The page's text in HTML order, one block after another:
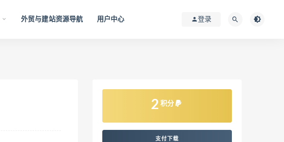
外贸与建站资源导航 用户中心 登录
2 积分
支付下载